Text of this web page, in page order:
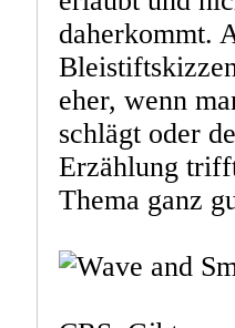
daherkommt.
eher, wenn
schlägt oder
Erzählung
Thema ganz